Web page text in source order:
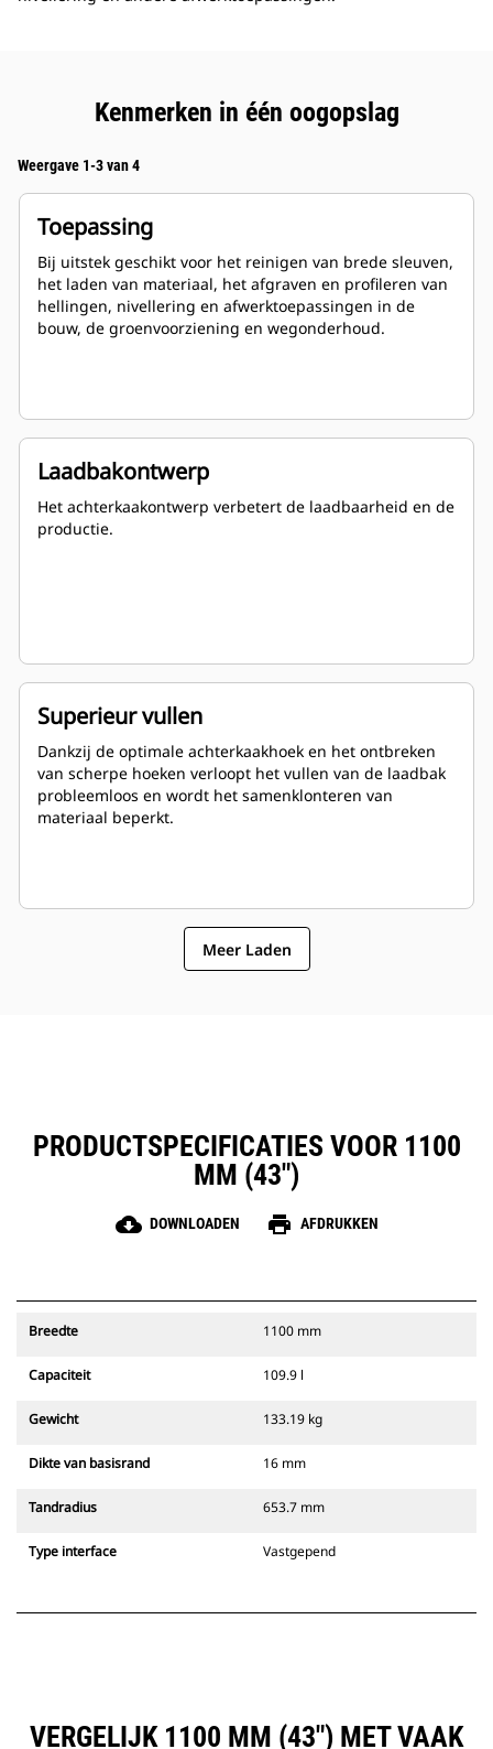
Kenmerken in één oogopslag
Weergave 1-3 van 4
Toepassing
Bij uitstek geschikt voor het reinigen van brede sleuven,
het laden van materiaal, het afgraven en profileren van
hellingen, nivellering en afwerktoepassingen in de
bouw, de groenvoorziening en wegonderhoud.
Laadbakontwerp
Het achterkaakontwerp verbetert de laadbaarheid en de
productie.
Superieur vullen
Dankzij de optimale achterkaakhoek en het ontbreken
van scherpe hoeken verloopt het vullen van de laadbak
probleemloos en wordt het samenklonteren van
materiaal beperkt.
Meer Laden
PRODUCTSPECIFICATIES VOOR 1100
MM (43")
cloud_download DOWNLOADEN print AFDRUKKEN
Breedte 1100 mm
Capaciteit 109.9 l
Gewicht 133.19 kg
Dikte van basisrand 16 mm
Tandradius 653.7 mm
Type interface Vastgepend
VERGELIJK 1100 MM (43") MET VAAK